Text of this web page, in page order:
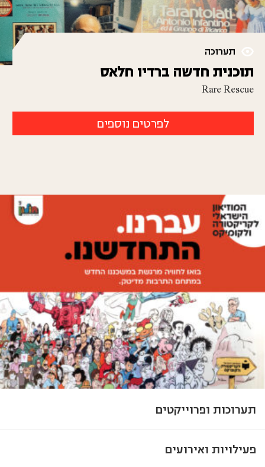
תערוכה
תוכנית חדשה ברדיו חלאס
Rare Rescue
לפרטים נוספים
תערוכות ופרוייקטים
פעילויות ואירועים